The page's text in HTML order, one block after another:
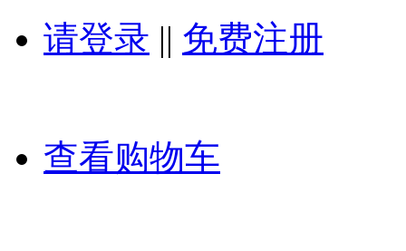
请登录 || 免费注册
查看购物车